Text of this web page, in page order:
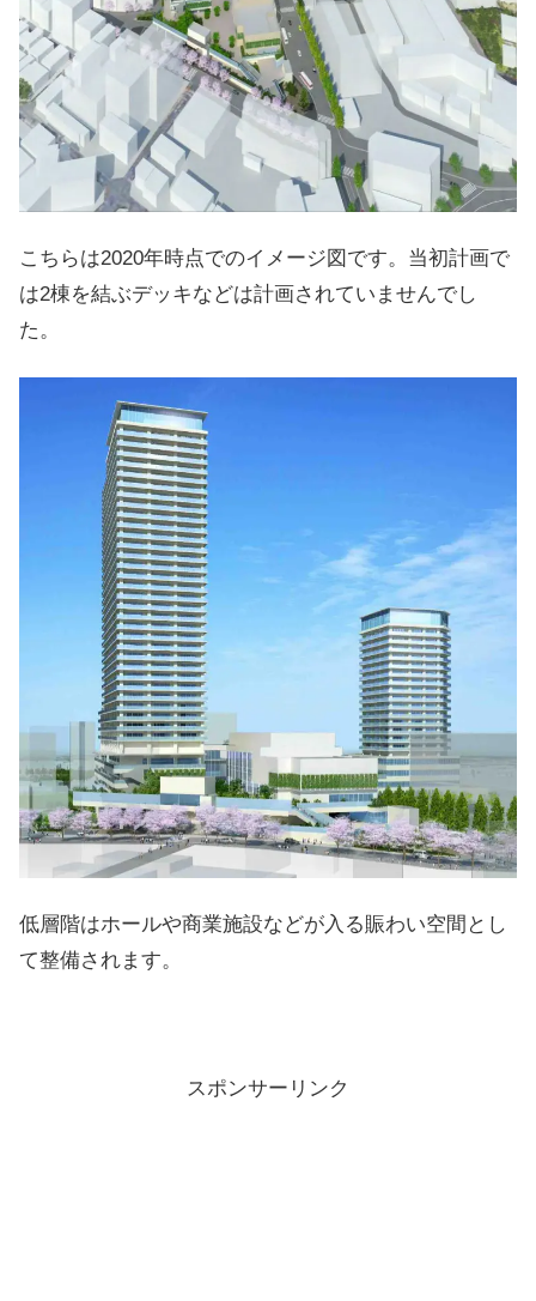
こちらは2020年時点でのイメージ図です。当初計画で
は2棟を結ぶデッキなどは計画されていませんでし
た。
低層階はホールや商業施設などが入る賑わい空間とし
て整備されます。
スポンサーリンク